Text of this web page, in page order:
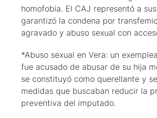
homofobia. El CAJ representó a
garantizó la condena por
agravado y abuso sexual con
*Abuso sexual en Vera: un
fue acusado de abusar de su hija
se constituyó como querellante y
medidas que buscaban reducir la
preventiva del imputado.